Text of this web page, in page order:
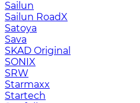
Sailun
Sailun RoadX
Satoya
Sava
SKAD Original
SONIX
SRW
Starmaxx
Startech